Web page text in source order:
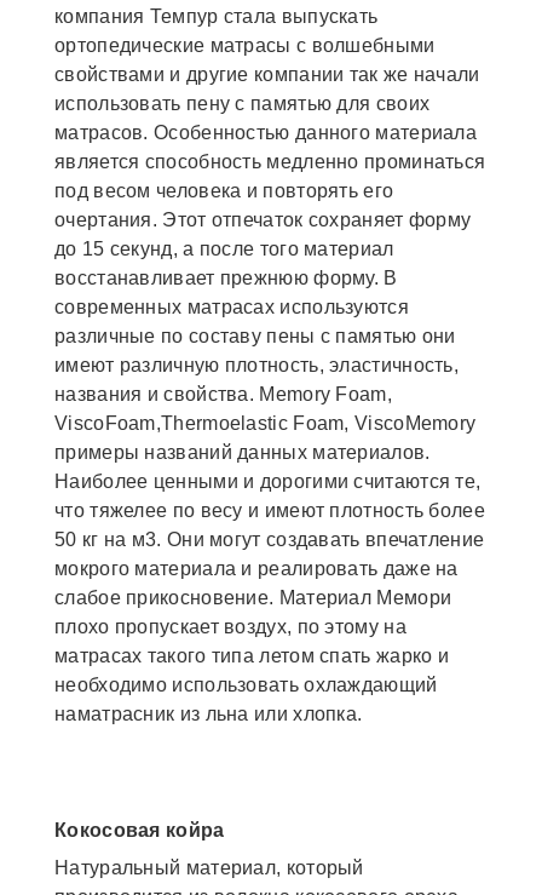
компания Темпур стала выпускать
ортопедические матрасы с волшебными
свойствами и другие компании так же начали
использовать пену с памятью для своих
матрасов. Особенностью данного материала
является способность медленно проминаться
под весом человека и повторять его
очертания. Этот отпечаток сохраняет форму
до 15 секунд, а после того материал
восстанавливает прежнюю форму. В
современных матрасах используются
различные по составу пены с памятью они
имеют различную плотность, эластичность,
названия и свойства. Memory Foam,
ViscoFoam,Thermoelastic Foam, ViscoMemory
примеры названий данных материалов.
Наиболее ценными и дорогими считаются те,
что тяжелее по весу и имеют плотность более
50 кг на м3. Они могут создавать впечатление
мокрого материала и реалировать даже на
слабое прикосновение. Материал Мемори
плохо пропускает воздух, по этому на
матрасах такого типа летом спать жарко и
необходимо использовать охлаждающий
наматрасник из льна или хлопка.
Кокосовая койра
Натуральный материал, который